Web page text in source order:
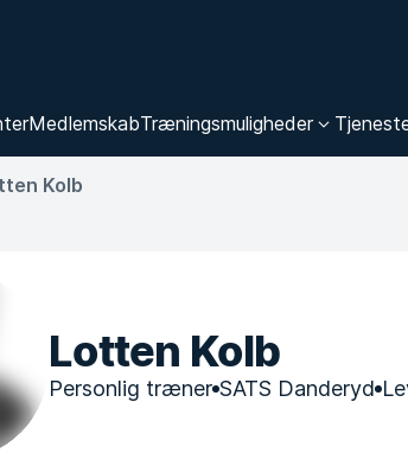
MedlemskabTræningsmuligheder
Kolb
Lotten Kolb
Personlig træner SATS Danderyd